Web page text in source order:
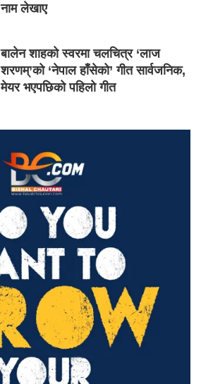
नाम लेखाए
बालेन शाहको स्वरमा चलचित्र ‘लाज
शरणम्’को ‘नेपाल हाँसेको’ गीत सार्वजनिक,
मेयर भएपछिको पहिलो गीत